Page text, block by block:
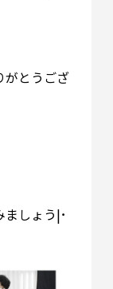
がとうござ
しょう|･